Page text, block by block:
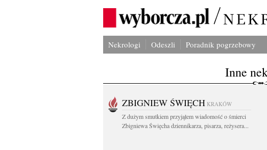
Nekrologi Odeszli Poradnik pogrzebowy
Inne
ZBIGNIEW ŚWIĘCH KRAKÓW
Z dużym smutkiem przyjąłem wiadomość o śmierci
Zbigniewa Święcha dziennikarza, pisarza, reżysera...